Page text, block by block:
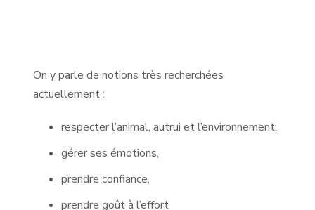
On y parle de notions très recherchées
actuellement :
respecter l’animal, autrui et l’environnement.
gérer ses émotions,
prendre confiance,
prendre goût à l’effort